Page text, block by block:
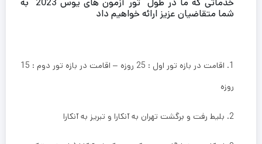
شما متقاضیان عزیز ارائه خواهیم داد
1. اقامت در بازه تور اول : 25 روزه – اقامت در بازه تور دوم : 15
روزه
2. بلیط رفت و برگشت تهران به آنکارا و تبریز به آنکارا